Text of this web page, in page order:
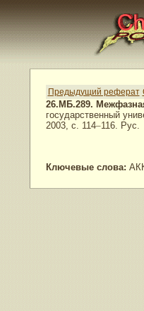
Предыдущий реферат
26.МБ.289.
государственный
2003, с. 114–116. Рус.
Ключевые слова: